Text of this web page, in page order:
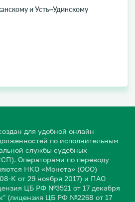
и Усть–Удинскому
для удобной онлайн
по исполнительным
службы судебных
Операторами по переводу
НКО «Монета» (ООО)
К от 29 ноября 2017) и ПАО
ЦБ РФ №3521 от 17 декабря
(лицензия ЦБ РФ №2268 от 17